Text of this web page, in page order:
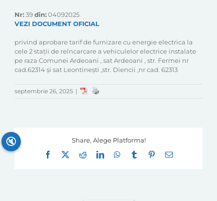
Nr:39din:04092025
VEZI DOCUMENT OFICIAL
privind aprobare tarif de furnizare cu energie electrica la
cele 2 stații de reîncarcare a vehiculelor electrice instalate
pe raza Comunei Ardeoani , sat Ardeoani , str. Fermei nr
cad.62314 și sat Leontinești ,str. Diencii ,nr cad. 62313
septembrie 26, 2025 |
Share, Alege Platforma!
Facebook
RedditLinkedInWhatsApp
Tumblr Pinterest
E-
🔇